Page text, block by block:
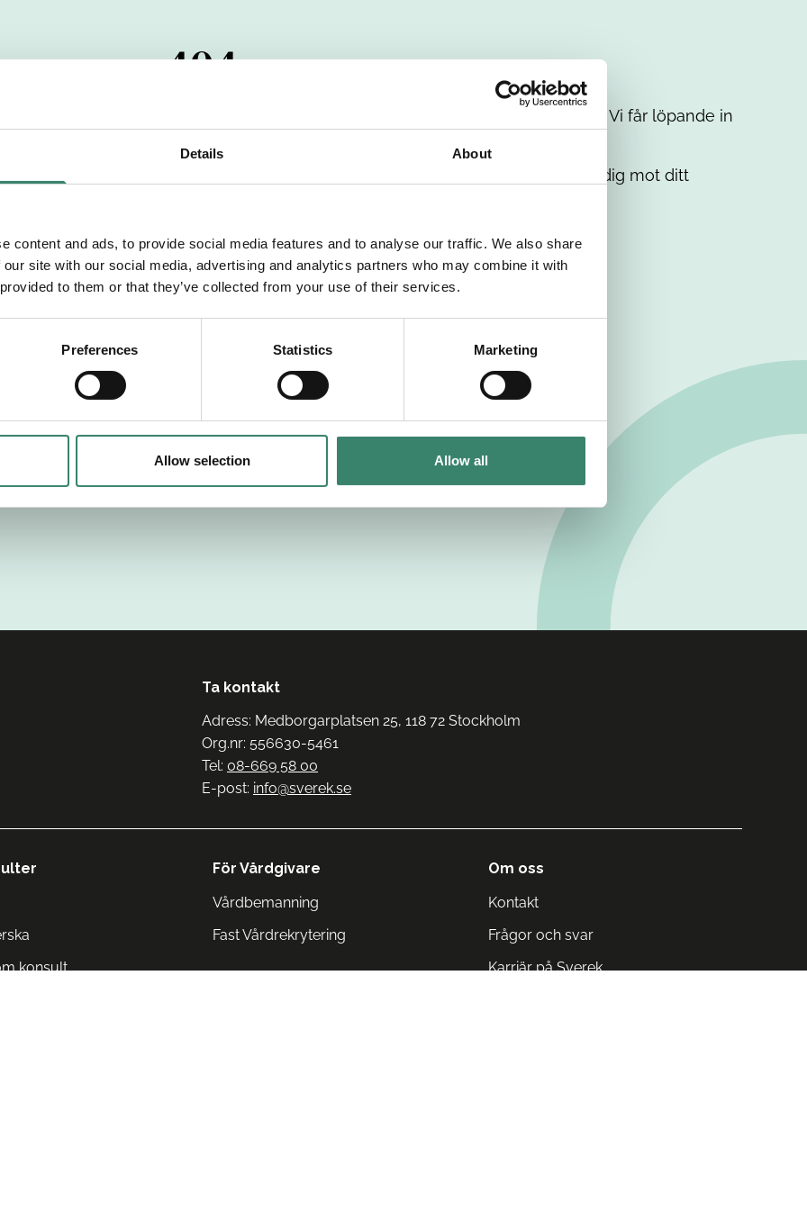
Details About
content and ads, to provide social media features and to analyse our traffic. We also share
site with our social media, advertising and analytics partners who may combine it with
to them or that they’ve collected from your use of their services.
Preferences Statistics Marketing
Allow selection Allow all
404
har passerats. Vi uppskattar verkligen ditt intresse. Misströsta inte. Vi får löpande in
dig med mer information om våra aktuella uppdrag. Tillsammans matchar vi dig mot ditt
Tillbaka till Sverek
Ta kontakt
Adress: Medborgarplatsen 25, 118 72 Stockholm
Org.nr: 556630-5461
Tel: 08-669 58 00
E-post: info@sverek.se
konsult
För Vårdgivare
Vårdbemanning
Fast Vårdrekrytering
Om oss
Kontakt
Frågor och svar
Karriär på Sverek